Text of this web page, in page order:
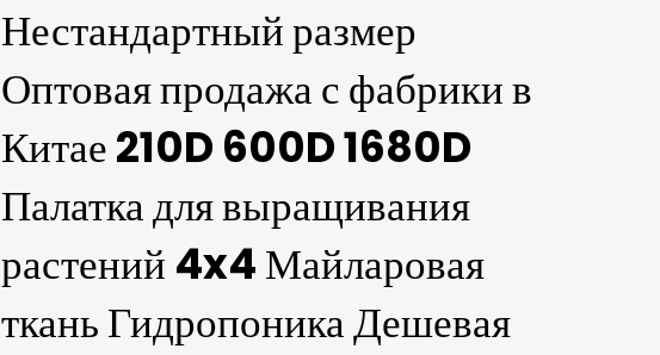
Нестандартный размер
Оптовая продажа с фабрики в
Китае 210D 600D 1680D
Палатка для выращивания
растений 4x4 Майларовая
ткань Гидропоника Дешевая